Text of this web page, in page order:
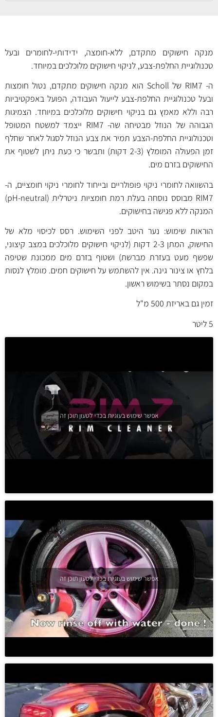
מנקה חישוקים מתקדם, ללא-חומצה, ידידותי-לחומרים ובעל
טכנולוגיית החלפת-צבע, לניקוי חישוקים מלוכלכים במיוחד.
ה- RIM7 של Scholl הוא מנקה חישוקים מתקדם, נטול חומצות
ובעל טכנולוגיית החלפת-צבע לייעול העבודה, הפועל באפקטיביות
רבה וללא מאמץ גם בניקוי חישוקים מלוכלכים במיוחד. הצמיגות
הגבוהה של הנוזל מבטיחה שה- RIM7 ייצמד למשטח המטופל
וטכנולוגיית החלפת-הצבע תמיר את צבע הנוזל לסגול לאחר שחלף
זמן הפעולה המומלץ (2-3 דקות) ותבשר כי כעת ניתן לשטוף את
החישוקים בזרם מים.
בהשוואה לחומרי ניקוי פופולריים ובייחוד לחומרי ניקוי חומציים, ה-
RIM7 מבוסס נוסחה בעלת רמת חומציות ניטרלית (pH-neutral)
המנקה ללא פגישה בחישוקים.
הוראות שימוש: נער היטב לפני השימוש. רסס לכיסוי מלא של
החישוק, המתן 2-3 דקות (לניקוי חישוקים מלוכלכים במצב קיצוני,
שפשף מעט בעזרת מברשת) ושטוף בזרם מים ממכונת שטיפה
בלחץ או צינור גינה. אין להשתמש על חישוקים חמים. מומלץ לנסות
במקום נסתר בשימוש ראשון.
זמין גם באריזת 500 מ"ל
5 ליטר
אפשר שימוש בעוגיות בכדי לטעון תוכן זה
אפשר שימוש בעוגיות בכדי לטעון תוכן זה